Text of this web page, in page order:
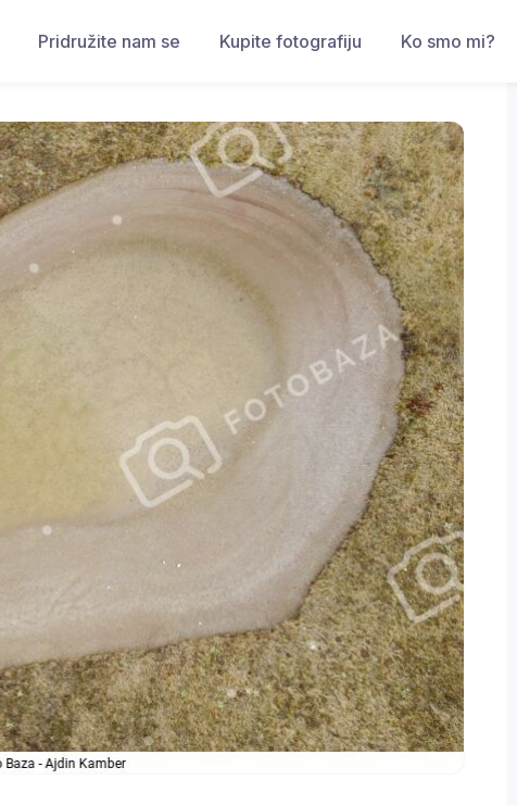
Pridružite nam se Kupite fotografiju Ko smo mi?